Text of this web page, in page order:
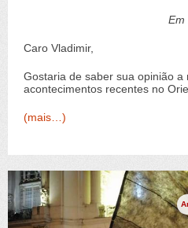
Em
Caro Vladimir,
Gostaria de saber sua opinião a
acontecimentos recentes no
(mais…)